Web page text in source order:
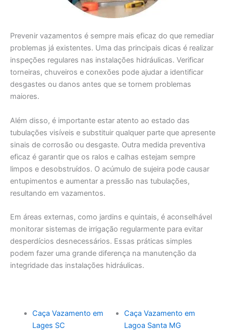
Prevenir vazamentos é sempre mais eficaz do que remediar
problemas já existentes. Uma das principais dicas é realizar
inspeções regulares nas instalações hidráulicas. Verificar
torneiras, chuveiros e conexões pode ajudar a identificar
desgastes ou danos antes que se tornem problemas
maiores.
Além disso, é importante estar atento ao estado das
tubulações visíveis e substituir qualquer parte que apresente
sinais de corrosão ou desgaste. Outra medida preventiva
eficaz é garantir que os ralos e calhas estejam sempre
limpos e desobstruídos. O acúmulo de sujeira pode causar
entupimentos e aumentar a pressão nas tubulações,
resultando em vazamentos.
Em áreas externas, como jardins e quintais, é aconselhável
monitorar sistemas de irrigação regularmente para evitar
desperdícios desnecessários. Essas práticas simples
podem fazer uma grande diferença na manutenção da
integridade das instalações hidráulicas.
Caça Vazamento em
Lages SC
Caça Vazamento em
Lagoa Santa MG